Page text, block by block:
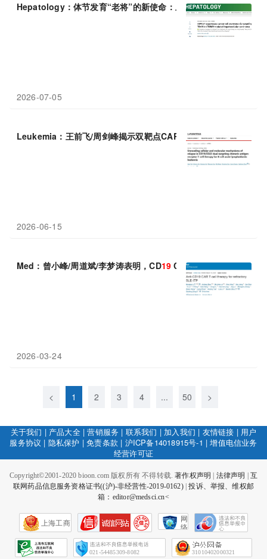
Hepatology：体节发育“老将”的新使命：上海交通大学沈柏用等
2026-07-05
Leukemia：王前飞/周剑峰揭示双靶点CAR-T复发机制，功能不
2026-06-15
Med：曾小峰/周道斌/李梦涛表明，CD19 CAR-T细胞疗法可作为
2026-03-24
< 1 2 3 4 ... 50 >
关于我们 | 产品大全|营销服务 | 联系我们 | 加入我们 | 友情链接 | 用户
服务协议 | 隐私保护 |免责条款 | 沪ICP备14018915号-1 |增值电信业务
经营许可证
Copyright©2001-2020 bioon.com 版权所有 不得转载.著作权声明 法律声明
互
联网药品信息服务资格证书((沪)-非经营性-2019-0162)|投诉、举报、维权邮
箱：editor@medsci.cn<
上海工商
网
络
会
征
021-54485309-8082 31010402000321